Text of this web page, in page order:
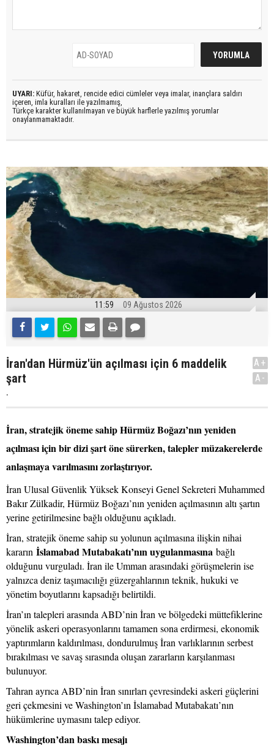
UYARI: Küfür, hakaret, rencide edici cümleler veya imalar, inançlara saldırı
içeren, imla kuralları ile yazılmamış,
Türkçe karakter kullanılmayan ve büyük harflerle yazılmış yorumlar
onaylanmamaktadır.
11:59 09 Ağustos 2026
İran'dan Hürmüz'ün açılması için 6 maddelik
şart
.
A+
A-
İran, stratejik öneme sahip Hürmüz Boğazı’nın yeniden
açılması için bir dizi şart öne sürerken, talepler müzakerelerde
anlaşmaya varılmasını zorlaştırıyor.
İran Ulusal Güvenlik Yüksek Konseyi Genel Sekreteri Muhammed
Bakır Zülkadir, Hürmüz Boğazı’nın yeniden açılmasının altı şartın
yerine getirilmesine bağlı olduğunu açıkladı.
İran, stratejik öneme sahip su yolunun açılmasına ilişkin nihai
kararın İslamabad Mutabakatı’nın uygulanmasına bağlı
olduğunu vurguladı. İran ile Umman arasındaki görüşmelerin ise
yalnızca deniz taşımacılığı güzergahlarının teknik, hukuki ve
yönetim boyutlarını kapsadığı belirtildi.
İran’ın talepleri arasında ABD’nin İran ve bölgedeki müttefiklerine
yönelik askeri operasyonlarını tamamen sona erdirmesi, ekonomik
yaptırımların kaldırılması, dondurulmuş İran varlıklarının serbest
bırakılması ve savaş sırasında oluşan zararların karşılanması
bulunuyor.
Tahran ayrıca ABD’nin İran sınırları çevresindeki askeri güçlerini
geri çekmesini ve Washington’ın İslamabad Mutabakatı’nın
hükümlerine uymasını talep ediyor.
Washington’dan baskı mesajı